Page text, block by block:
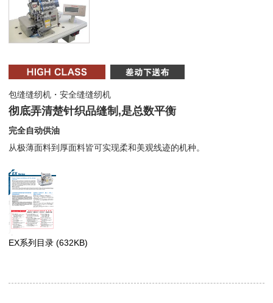
包缝缝纫机・安全缝缝纫机
彻底弄清楚针织品缝制,是总数平衡
完全自动供油
从极薄面料到厚面料皆可实现柔和美观线迹的机种。
EX系列目录 (632KB)